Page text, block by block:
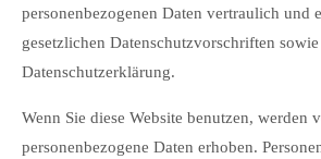
personenbezogenen Daten vertraulich und
gesetzlichen Datenschutzvorschriften
Datenschutzerklärung.
Wenn Sie diese Website benutzen, werden
personenbezogene Daten erhoben.